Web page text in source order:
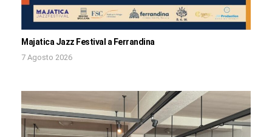
Majatica Jazz Festival a Ferrandina
7 Agosto 2026